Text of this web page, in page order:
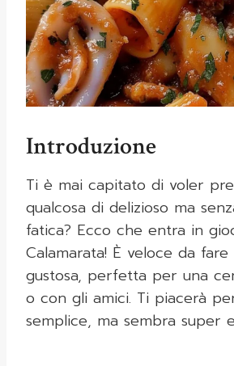
Introduzione
Ti è mai capitato di voler
qualcosa di delizioso ma
fatica? Ecco che entra in
Calamarata! È veloce da
gustosa, perfetta per una
o con gli amici. Ti piacerà
semplice, ma sembra super